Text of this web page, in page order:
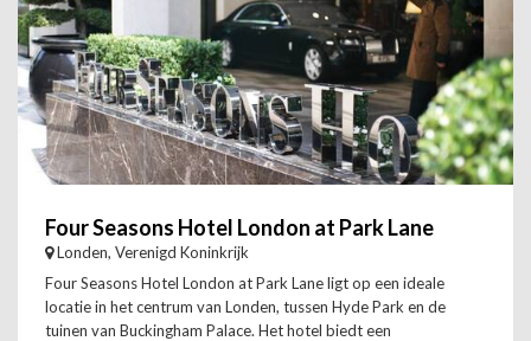
Four Seasons Hotel London at Park Lane
Londen, Verenigd Koninkrijk
Four Seasons Hotel London at Park Lane ligt op een ideale
locatie in het centrum van Londen, tussen Hyde Park en de
tuinen van Buckingham Palace. Het hotel biedt een